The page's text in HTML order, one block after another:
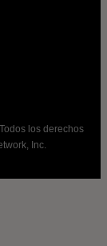
los derechos
Inc.